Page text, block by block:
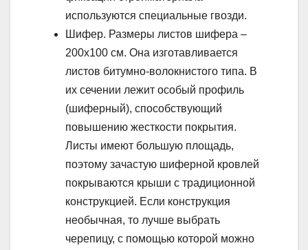
используются специальные гвозди.
Шифер. Размеры листов шифера –
200х100 см. Она изготавливается
листов битумно-волокнистого типа. В
их сечении лежит особый профиль
(шиферный), способствующий
повышению жесткости покрытия.
Листы имеют большую площадь,
поэтому зачастую шиферной кровлей
покрываются крыши с традиционной
конструкцией. Если конструкция
необычная, то лучше выбрать
черепицу, с помощью которой можно